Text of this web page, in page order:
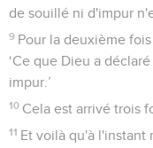
de souillé ni d'impur
9 Pour la deuxième
‘Ce que Dieu a
impur.’
10 Cela est arrivé trois
11 Et voilà qu'à l'instant